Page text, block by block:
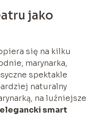
jako
się na kilku
marynarka,
spektakle
naturalny
na luźniejsze
elegancki smart